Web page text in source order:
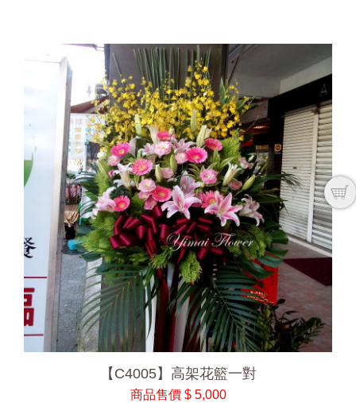
【C4005】高架花籃一對
商品售價 $ 5,000